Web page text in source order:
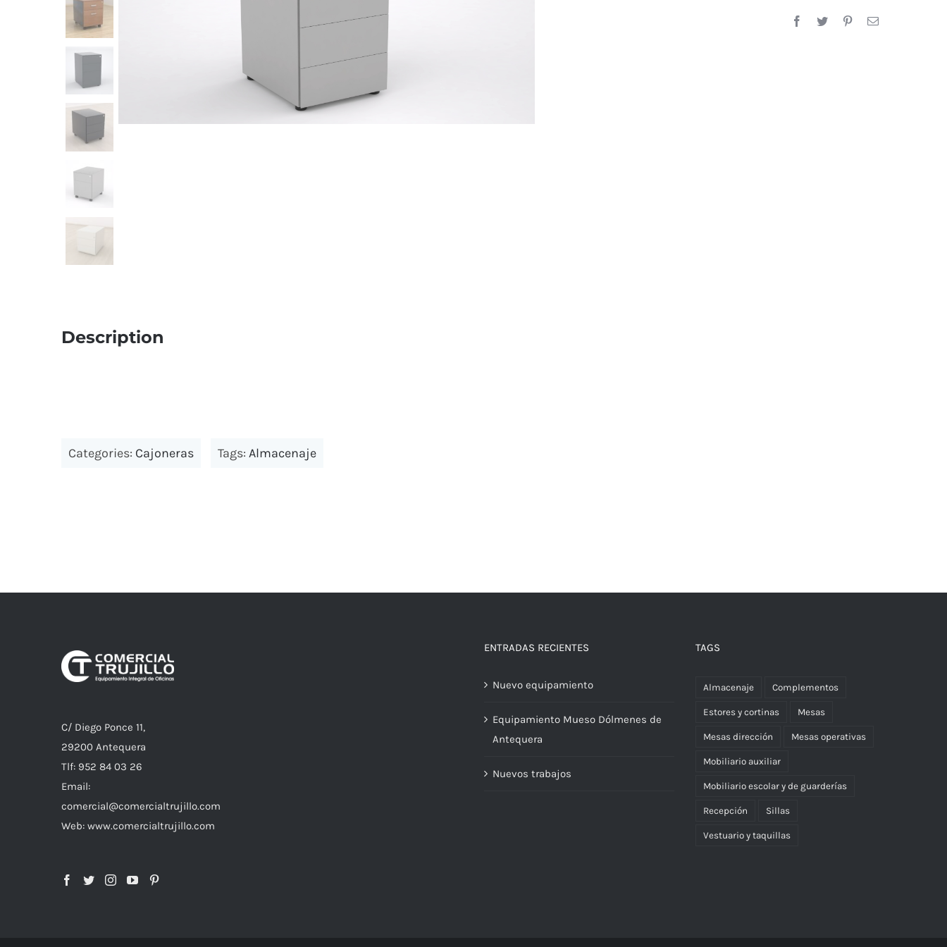
Description
Categories: Cajoneras Tags: Almacenaje
C/ Diego Ponce 11,
29200 Antequera
Tlf: 952 84 03 26
Email:
comercial@comercialtrujillo.com
Web: www.comercialtrujillo.com
ENTRADAS RECIENTES
Nuevo equipamiento
Equipamiento Mueso Dólmenes de
Antequera
Nuevos trabajos
TAGS
Almacenaje Complementos
Estores y cortinas Mesas
Mesas dirección Mesas operativas
Mobiliario auxiliar
Mobiliario escolar y de guarderías
Recepción Sillas
Vestuario y taquillas